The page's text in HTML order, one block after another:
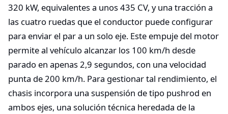
320 kW, equivalentes a unos 435 CV, y una tracción a
las cuatro ruedas que el conductor puede configurar
para enviar el par a un solo eje. Este empuje del motor
permite al vehículo alcanzar los 100 km/h desde
parado en apenas 2,9 segundos, con una velocidad
punta de 200 km/h. Para gestionar tal rendimiento, el
chasis incorpora una suspensión de tipo pushrod en
ambos ejes, una solución técnica heredada de la